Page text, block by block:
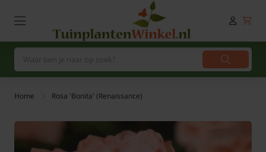
Home Rosa 'Bonita' (Renaissance)